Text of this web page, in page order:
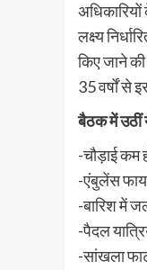
लक्ष्य
किए जाने
35 वर्षों से
बैठक में उठीं
-चौड़ाई कम
-एंबुलेंस
-बारिश में
-पैदल
-सांखला